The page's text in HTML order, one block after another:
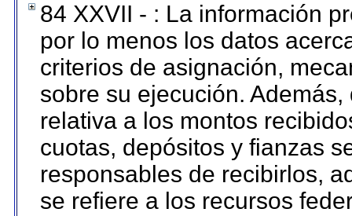
84 XXVII - : La información
por lo menos los datos
criterios de asignación,
sobre su ejecución.
relativa a los montos
cuotas, depósitos y fianzas
responsables de recibirlos,
se refiere a los recursos